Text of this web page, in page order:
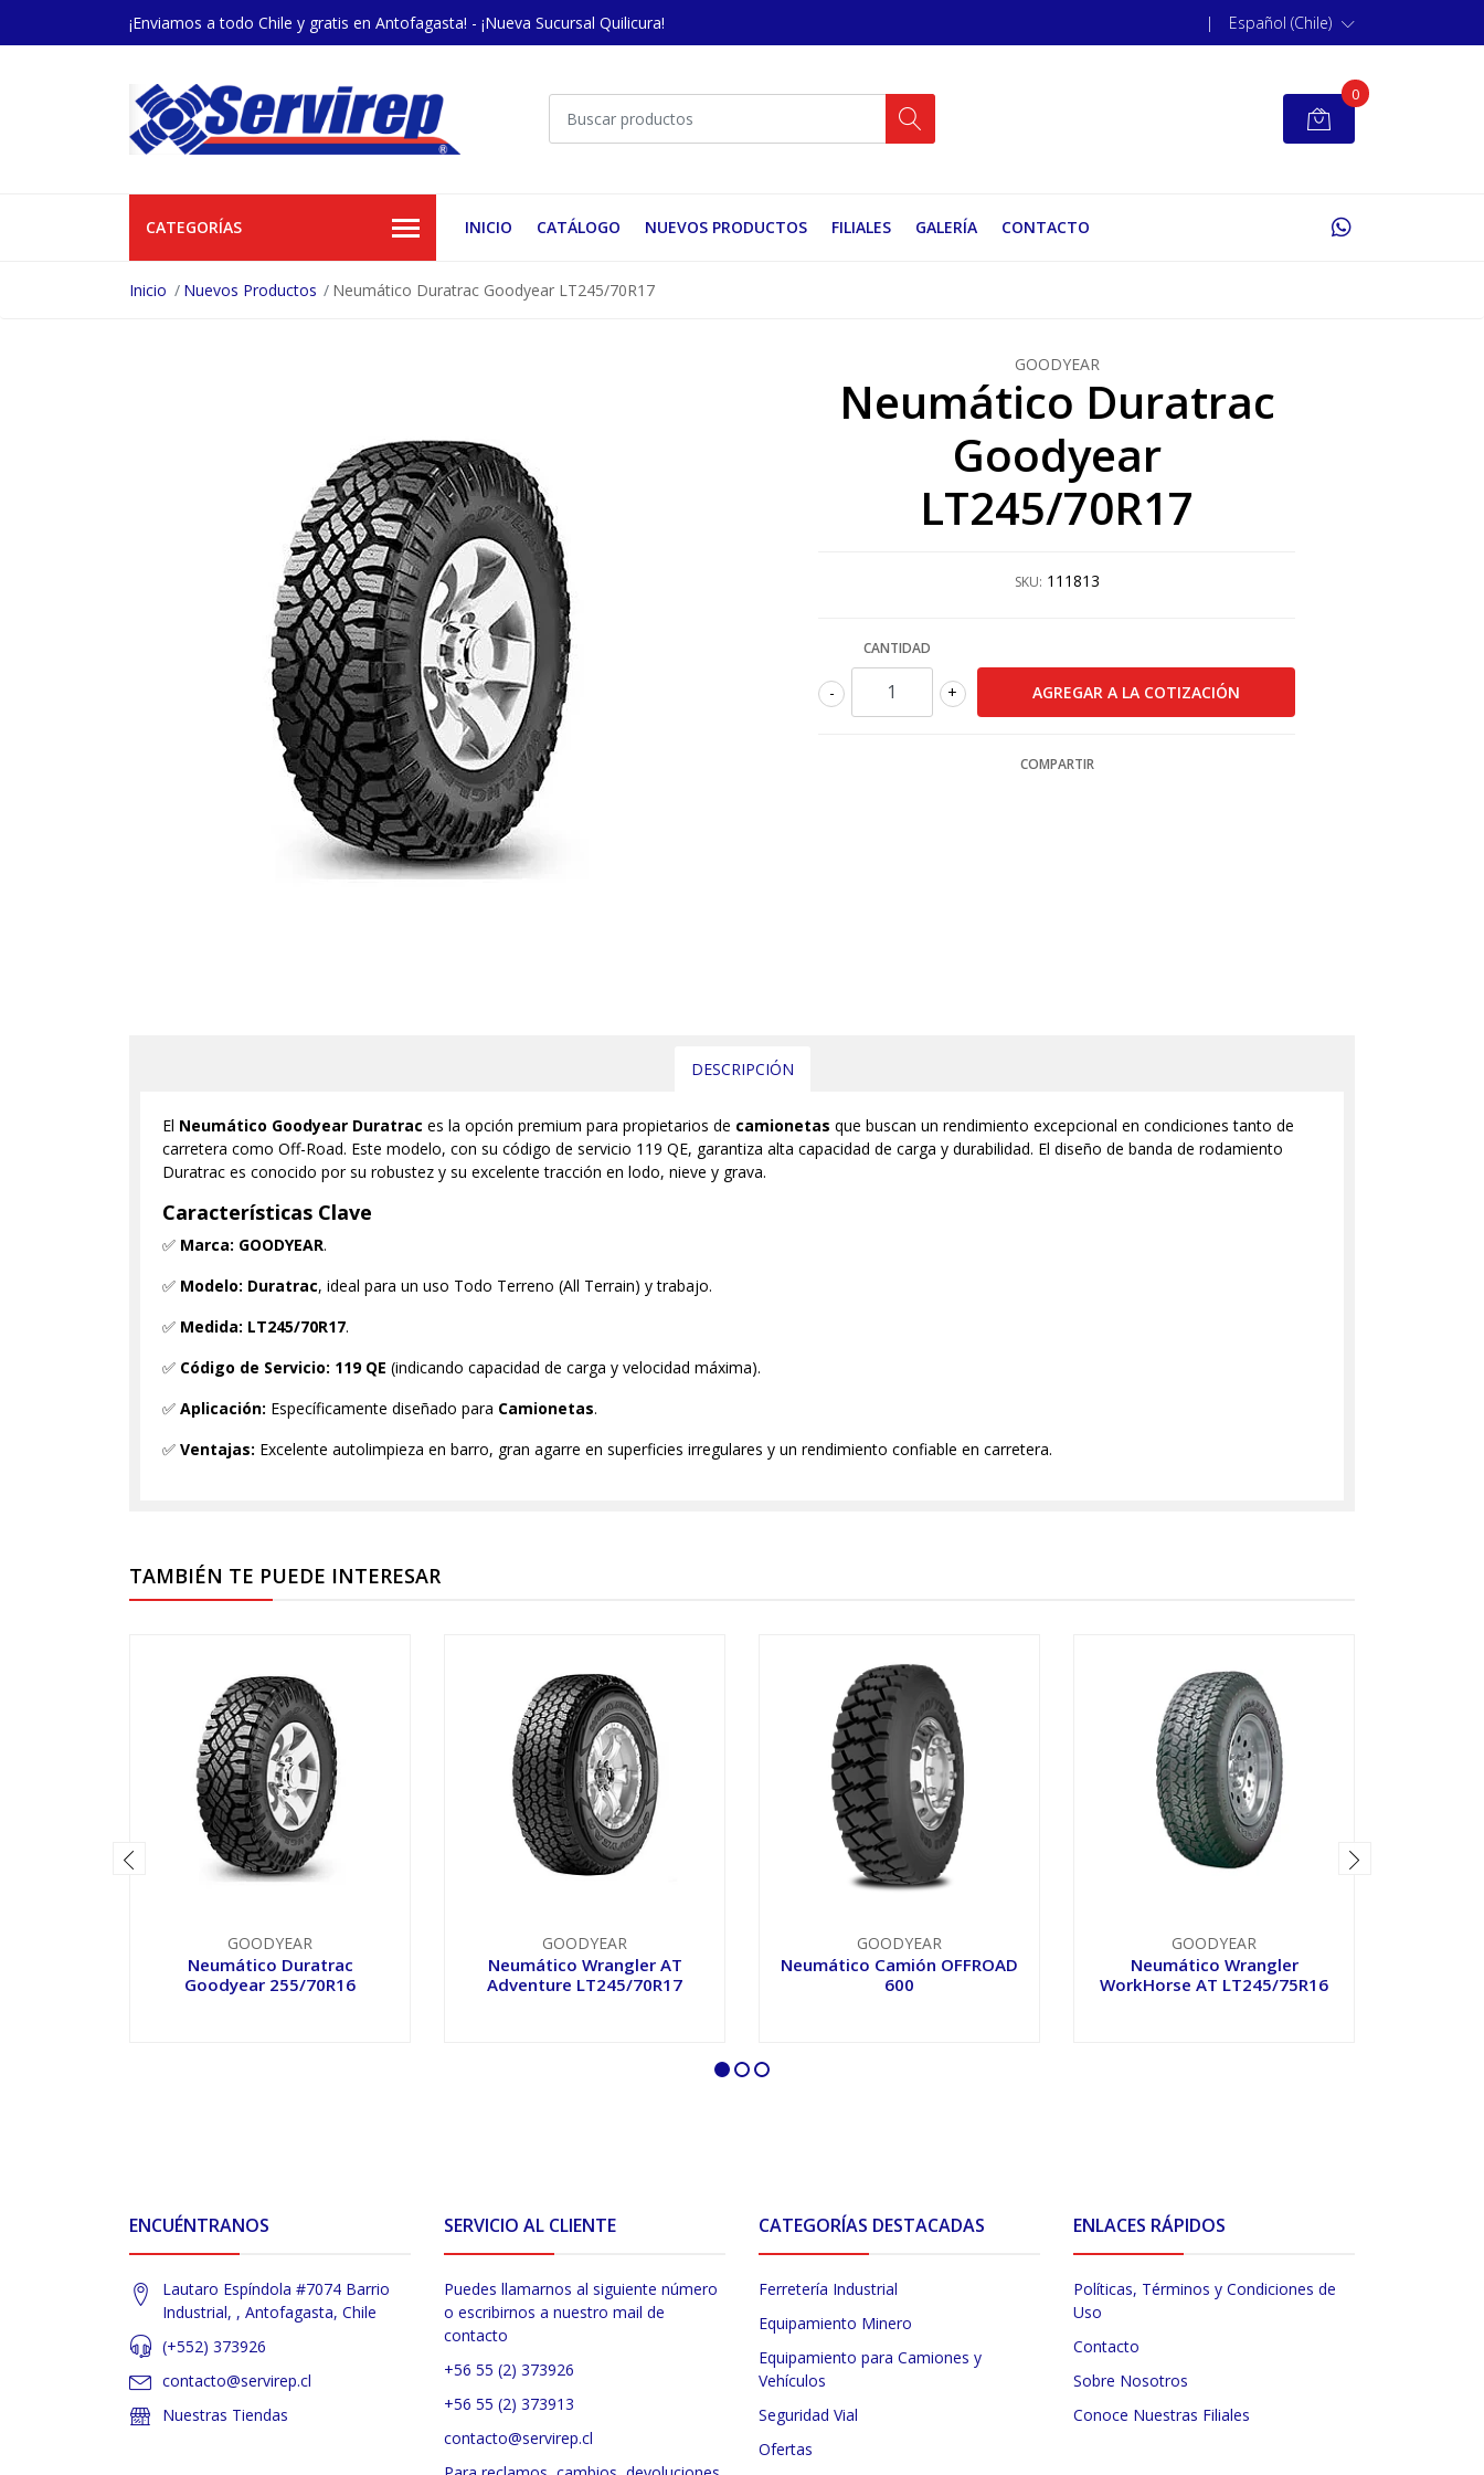
¡Enviamos a todo Chile y gratis en Antofagasta! - ¡Nueva Sucursal Quilicura! | Español (Chile)
0
CATEGORÍAS INICIO CATÁLOGO NUEVOS PRODUCTOS FILIALES GALERÍA CONTACTO
Inicio Nuevos Productos Neumático Duratrac Goodyear LT245/70R17
GOODYEAR
Neumático Duratrac
Goodyear
LT245/70R17
SKU: 111813
CANTIDAD
+
-
COMPARTIR
DESCRIPCIÓN
El Neumático Goodyear Duratrac es la opción premium para propietarios de camionetas que buscan un rendimiento excepcional en condiciones tanto de
carretera como Off-Road. Este modelo, con su código de servicio 119 QE, garantiza alta capacidad de carga y durabilidad. El diseño de banda de rodamiento
Duratrac es conocido por su robustez y su excelente tracción en lodo, nieve y grava.
Características Clave
✅ Marca: GOODYEAR.
✅ Modelo: Duratrac, ideal para un uso Todo Terreno (All Terrain) y trabajo.
✅ Medida: LT245/70R17.
✅ Código de Servicio: 119 QE (indicando capacidad de carga y velocidad máxima).
✅ Aplicación: Específicamente diseñado para Camionetas.
✅ Ventajas: Excelente autolimpieza en barro, gran agarre en superficies irregulares y un rendimiento confiable en carretera.
TAMBIÉN TE PUEDE INTERESAR
GOODYEAR
Neumático Duratrac
Goodyear 255/70R16
GOODYEAR
Neumático Wrangler AT
Adventure LT245/70R17
GOODYEAR
Neumático Camión OFFROAD
600
GOODYEAR
Neumático Wrangler
WorkHorse AT LT245/75R16
ENCUÉNTRANOS
Lautaro Espíndola #7074 Barrio
Industrial, , Antofagasta, Chile
(+552) 373926
contacto@servirep.cl
Nuestras Tiendas
SERVICIO AL CLIENTE
Puedes llamarnos al siguiente número
o escribirnos a nuestro mail de
contacto
+56 55 (2) 373926
+56 55 (2) 373913
contacto@servirep.cl
CATEGORÍAS DESTACADAS
Ferretería Industrial
Equipamiento Minero
Equipamiento para Camiones y
Vehículos
Seguridad Vial
Ofertas
ENLACES RÁPIDOS
Políticas, Términos y Condiciones de
Uso
Contacto
Sobre Nosotros
Conoce Nuestras Filiales